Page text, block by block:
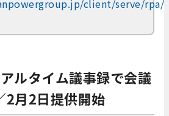
client/serve/rpa/
ルタイム議事録で会議
2月2日提供開始